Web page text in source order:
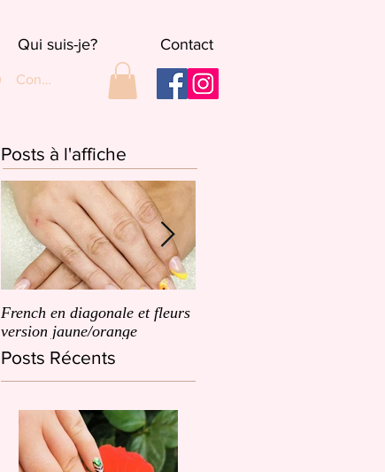
Qui suis-je? Contact
Connexion
Posts à l'affiche
French en diagonale et fleurs
version jaune/orange
Posts Récents